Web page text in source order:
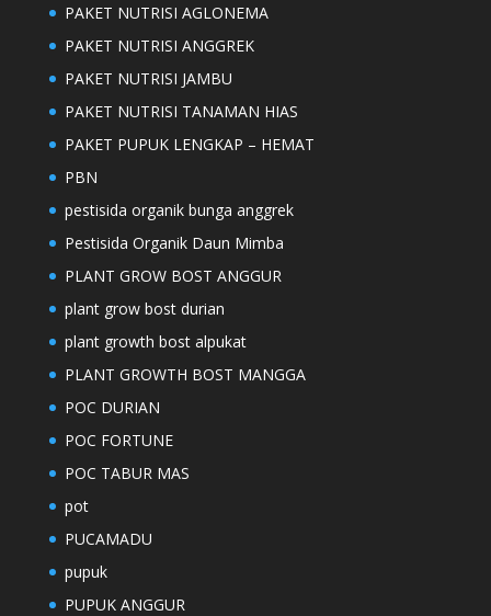
PAKET NUTRISI AGLONEMA
PAKET NUTRISI ANGGREK
PAKET NUTRISI JAMBU
PAKET NUTRISI TANAMAN HIAS
PAKET PUPUK LENGKAP – HEMAT
PBN
pestisida organik bunga anggrek
Pestisida Organik Daun Mimba
PLANT GROW BOST ANGGUR
plant grow bost durian
plant growth bost alpukat
PLANT GROWTH BOST MANGGA
POC DURIAN
POC FORTUNE
POC TABUR MAS
pot
PUCAMADU
pupuk
PUPUK ANGGUR